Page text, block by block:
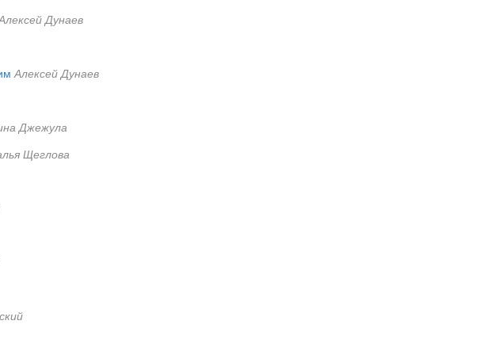
Дунаев
Алексей Дунаев
Джежула
Щеглова